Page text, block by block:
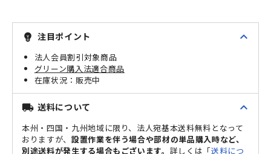
emoji_objects 注目ポイント expand_less
法人会員割引対象商品
グリーン購入法適合商品
販売中
local_shipping 送料について expand_less
本州・四国・九州地域に限り、法人宛基本送料無料となって
おりますが、 設置作業を伴う場合や部材の単品購入時など、
別途送料が発生する場合もございます。 詳しくは「送料につ